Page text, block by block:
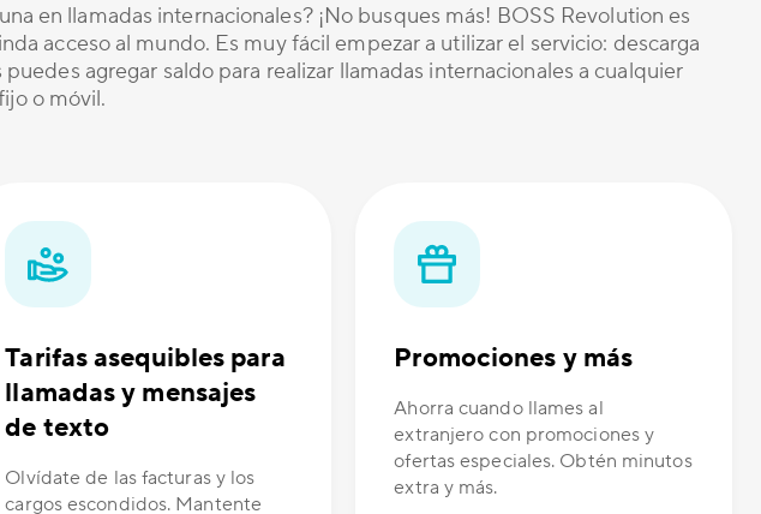
en llamadas internacionales? ¡No busques más! BOSS Revolution es
acceso al mundo. Es muy fácil empezar a utilizar el servicio: descarga
agregar saldo para realizar llamadas internacionales a cualquier
o móvil.
Tarifas asequibles para
llamadas y mensajes
de texto
Olvídate de las facturas y los
cargos escondidos. Mantente
Promociones y más
Ahorra cuando llames al
extranjero con promociones y
ofertas especiales. Obtén minutos
extra y más.